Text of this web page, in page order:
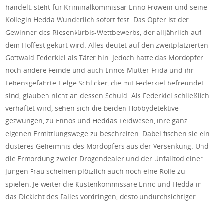
handelt, steht für Kriminalkommissar Enno Frowein und seine
Kollegin Hedda Wunderlich sofort fest. Das Opfer ist der
Gewinner des Riesenkürbis-Wettbewerbs, der alljährlich auf
dem Hoffest gekürt wird. Alles deutet auf den zweitplatzierten
Gottwald Federkiel als Täter hin. Jedoch hatte das Mordopfer
noch andere Feinde und auch Ennos Mutter Frida und ihr
Lebensgefährte Helge Schlicker, die mit Federkiel befreundet
sind, glauben nicht an dessen Schuld. Als Federkiel schließlich
verhaftet wird, sehen sich die beiden Hobbydetektive
gezwungen, zu Ennos und Heddas Leidwesen, ihre ganz
eigenen Ermittlungswege zu beschreiten. Dabei fischen sie ein
düsteres Geheimnis des Mordopfers aus der Versenkung. Und
die Ermordung zweier Drogendealer und der Unfalltod einer
jungen Frau scheinen plötzlich auch noch eine Rolle zu
spielen. Je weiter die Küstenkommissare Enno und Hedda in
das Dickicht des Falles vordringen, desto undurchsichtiger